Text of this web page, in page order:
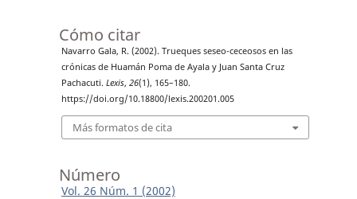
Cómo citar
Navarro Gala, R. (2002). Trueques seseo-ceceosos en las
crónicas de Huamán Poma de Ayala y Juan Santa Cruz
Pachacuti. Lexis, 26(1), 165–180.
https://doi.org/10.18800/lexis.200201.005
Más formatos de cita
Número
Vol. 26 Núm. 1 (2002)